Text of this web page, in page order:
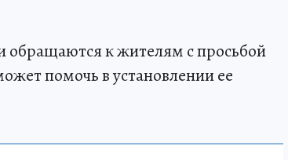
к жителям с просьбой
помочь в установлении ее